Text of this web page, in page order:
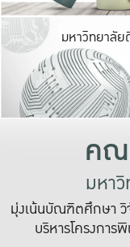
มหาวิทยาลั
คณ
มหา
มุ่งเน้นบัณฑิตศึกษา วิ
บริหารโครงการ